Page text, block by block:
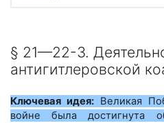
§ 21—22-3.
антигитлеровской
Ключевая идея: Великая
войне была достигнута